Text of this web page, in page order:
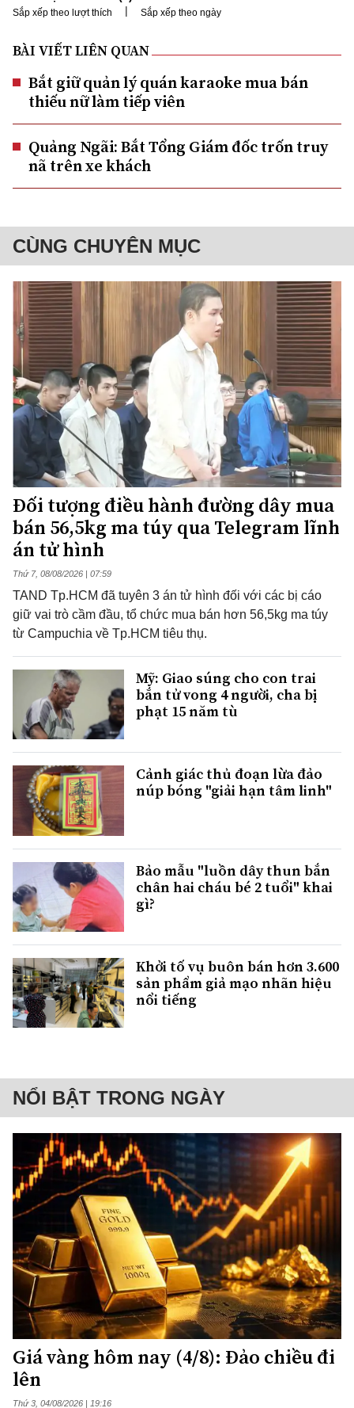
Sắp xếp theo lượt thích | Sắp xếp theo ngày
BÀI VIẾT LIÊN QUAN
Bắt giữ quản lý quán karaoke mua bán
thiếu nữ làm tiếp viên
Quảng Ngãi: Bắt Tổng Giám đốc trốn truy
nã trên xe khách
CÙNG CHUYÊN MỤC
Đối tượng điều hành đường dây mua
bán 56,5kg ma túy qua Telegram lĩnh
án tử hình
Thứ 7, 08/08/2026 | 07:59
TAND Tp.HCM đã tuyên 3 án tử hình đối với các bị cáo
giữ vai trò cầm đầu, tổ chức mua bán hơn 56,5kg ma túy
từ Campuchia về Tp.HCM tiêu thụ.
Mỹ: Giao súng cho con trai
bắn tử vong 4 người, cha bị
phạt 15 năm tù
Cảnh giác thủ đoạn lừa đảo
núp bóng "giải hạn tâm linh"
Bảo mẫu "luồn dây thun bắn
chân hai cháu bé 2 tuổi" khai
gì?
Khởi tố vụ buôn bán hơn 3.600
sản phẩm giả mạo nhãn hiệu
nổi tiếng
NỔI BẬT TRONG NGÀY
Giá vàng hôm nay (4/8): Đảo chiều đi
lên
Thứ 3, 04/08/2026 | 19:16